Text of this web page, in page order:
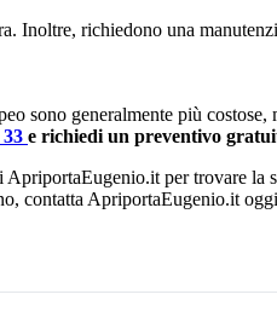
Inoltre, richiedono una
sono generalmente più
33 e richiedi un preventivo
ApriportaEugenio.it per trovare la
contatta ApriportaEugenio.it